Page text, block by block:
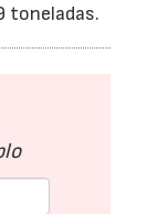
toneladas.